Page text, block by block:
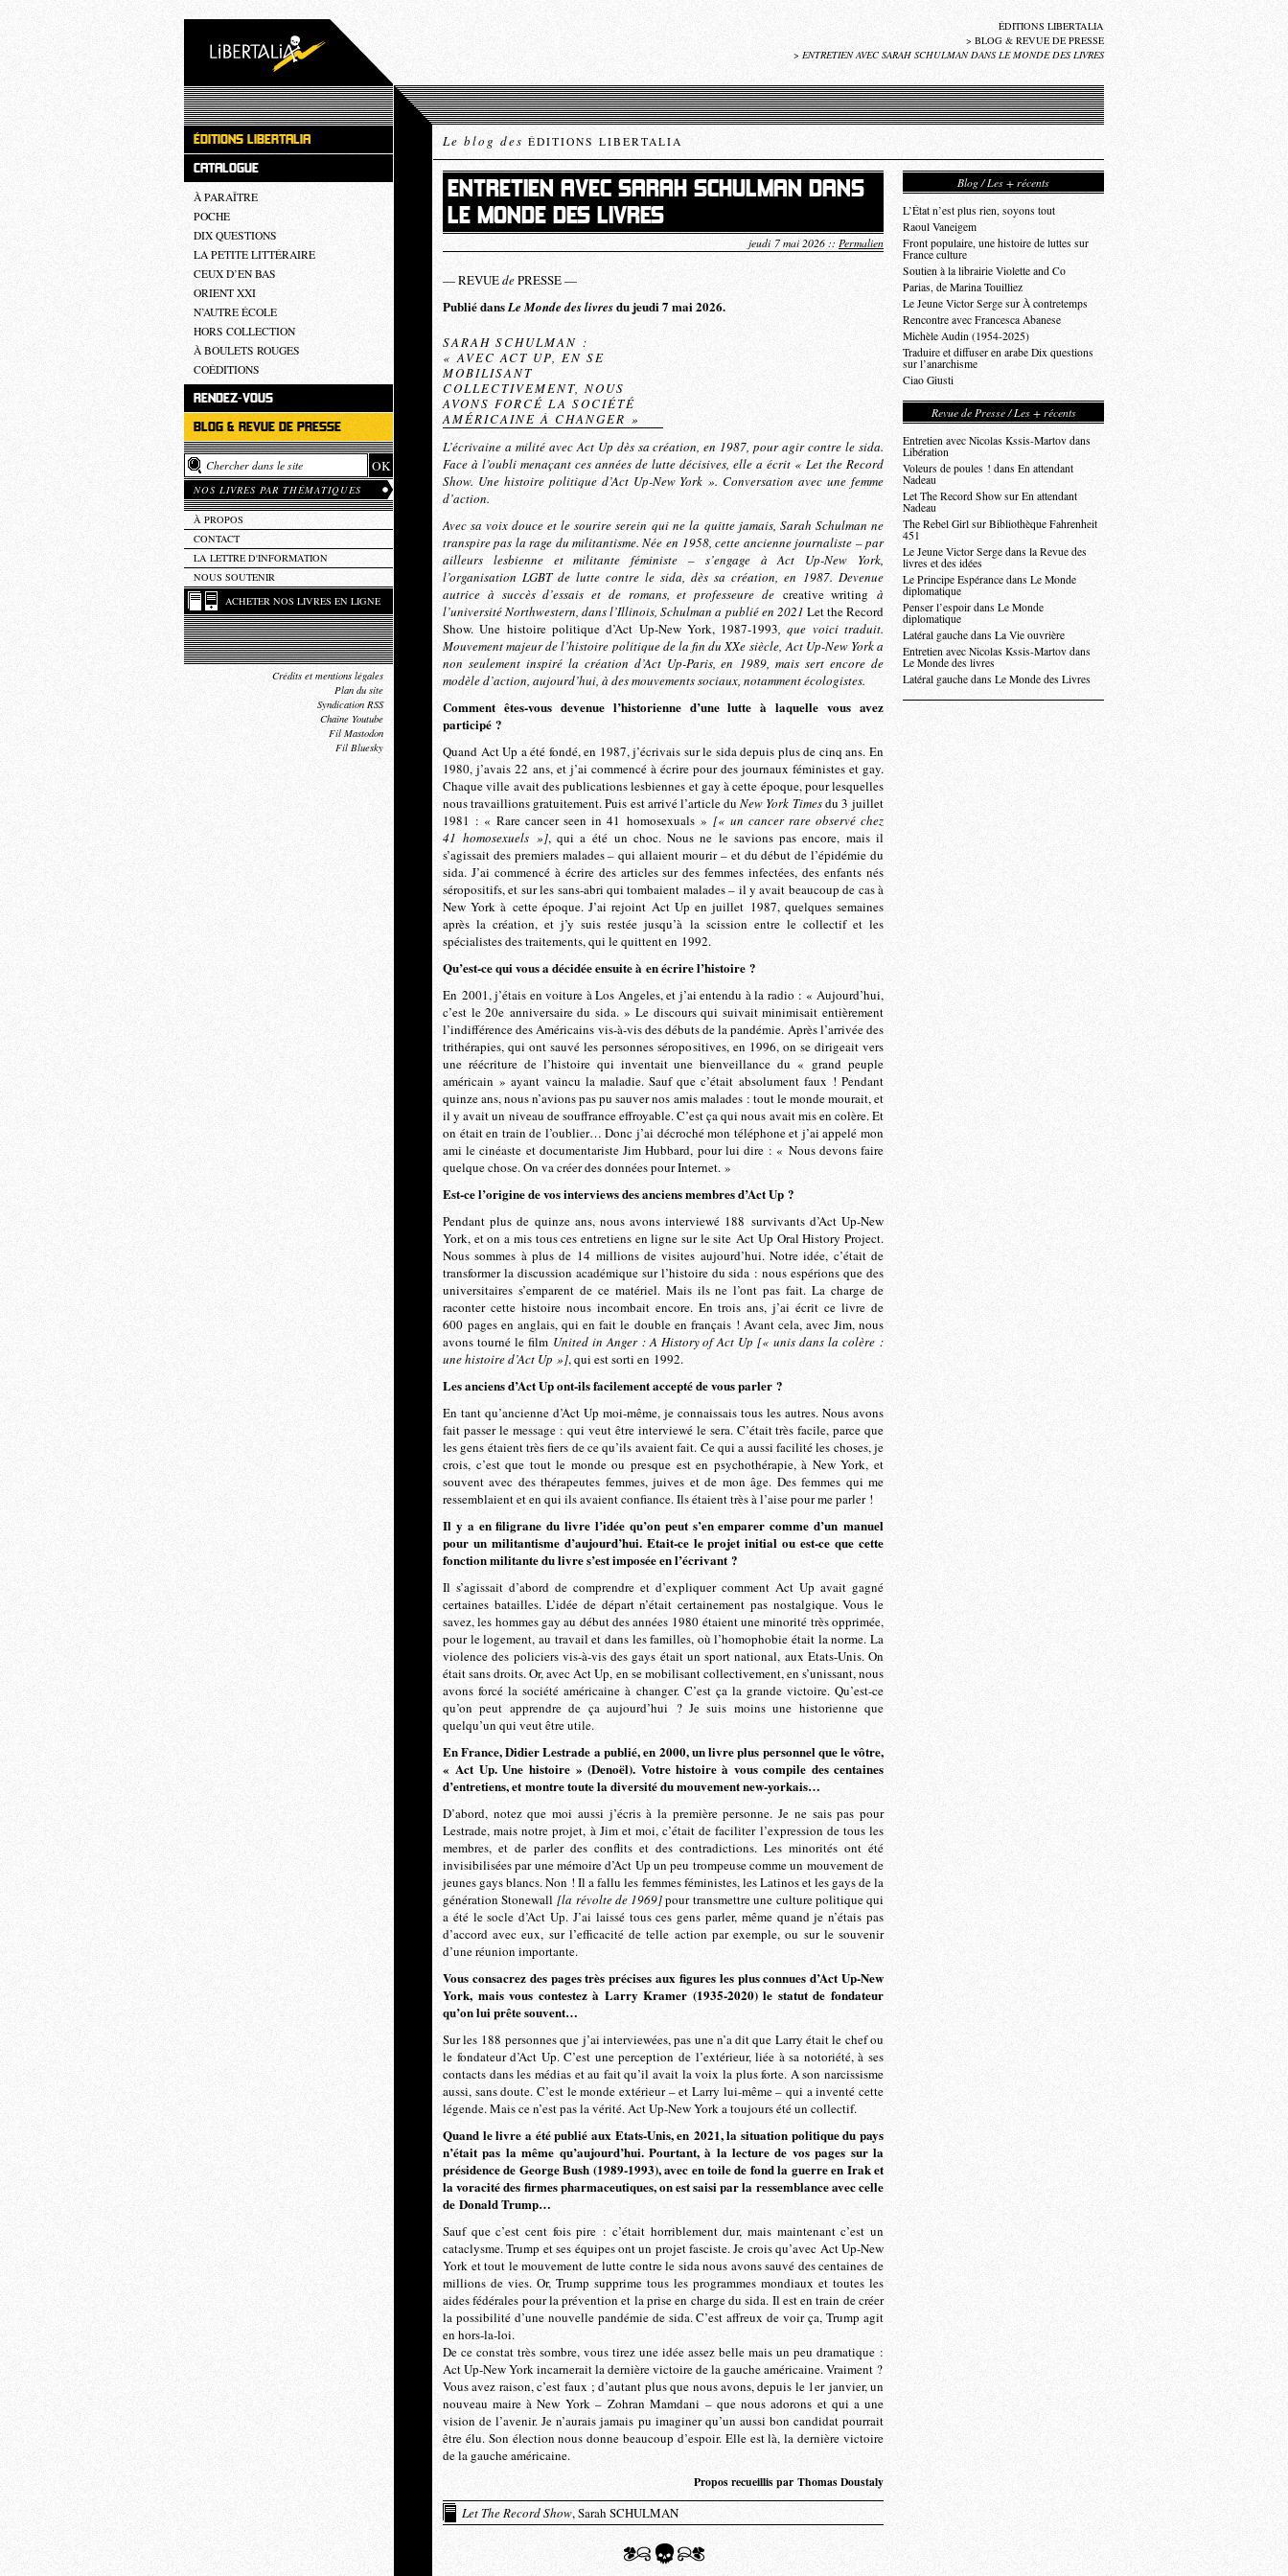
ÉDITIONS LIBERTALIA
> BLOG & REVUE DE PRESSE
> ENTRETIEN AVEC SARAH SCHULMAN DANS LE MONDE DES LIVRES
ÉDITIONS LIBERTALIA
CATALOGUE
À PARAÎTRE
POCHE
DIX QUESTIONS
LA PETITE LITTÉRAIRE
CEUX D’EN BAS
ORIENT XXI
N’AUTRE ÉCOLE
HORS COLLECTION
À BOULETS ROUGES
COÉDITIONS
RENDEZ-VOUS
BLOG & REVUE DE PRESSE
NOS LIVRES PAR THÉMATIQUES
À PROPOS
CONTACT
LA LETTRE D'INFORMATION
NOUS SOUTENIR
ACHETER NOS LIVRES EN LIGNE
Crédits et mentions légales
Plan du site
Syndication RSS
Chaîne Youtube
Fil Mastodon
Fil Bluesky
Le blog des ÉDITIONS LIBERTALIA
ENTRETIEN AVEC SARAH SCHULMAN DANS
LE MONDE DES LIVRES
jeudi 7 mai 2026 :: Permalien
— REVUEdePRESSE —
Publié dansLe Monde des livresdu jeudi 7 mai 2026.
SARAH SCHULMAN :
« AVEC ACT UP, EN SE
MOBILISANT
COLLECTIVEMENT, NOUS
AVONS FORCÉ LA SOCIÉTÉ
AMÉRICAINE À CHANGER »
L’écrivaine a milité avec Act Up dès sa création, en 1987, pour agir contre le sida.
Face à l’oubli menaçant ces années de lutte décisives, elle a écrit « Let the Record
Show. Une histoire politique d’Act Up-New York ». Conversation avec une femme
d’action.
Avec sa voix douce et le sourire serein qui ne la quitte jamais, Sarah Schulman ne
transpire pas la rage du militantisme. Née en 1958, cette ancienne journaliste – par
ailleurs lesbienne et militante féministe – s’engage à Act Up-New York,
l’organisation LGBT de lutte contre le sida, dès sa création, en 1987. Devenue
autrice à succès d’essais et de romans, et professeure de creative writing à
l’université Northwestern, dans l’Illinois, Schulman a publié en 2021 Let the Record
Show. Une histoire politique d’Act Up-New York, 1987-1993, que voici traduit.
Mouvement majeur de l’histoire politique de la fin du XXe siècle, Act Up-New York a
non seulement inspiré la création d’Act Up-Paris, en 1989, mais sert encore de
modèle d’action, aujourd’hui, à des mouvements sociaux, notamment écologistes.
Comment êtes-vous devenue l’historienne d’une lutte à laquelle vous avez
participé ?
Quand Act Up a été fondé, en 1987, j’écrivais sur le sida depuis plus de cinq ans. En
1980, j’avais 22 ans, et j’ai commencé à écrire pour des journaux féministes et gay.
Chaque ville avait des publications lesbiennes et gay à cette époque, pour lesquelles
nous travaillions gratuitement. Puis est arrivé l’article duNew York Timesdu 3 juillet
1981 : « Rare cancer seen in 41 homosexuals » [« un cancer rare observé chez
41 homosexuels »], qui a été un choc. Nous ne le savions pas encore, mais il
s’agissait des premiers malades – qui allaient mourir – et du début de l’épidémie du
sida. J’ai commencé à écrire des articles sur des femmes infectées, des enfants nés
séropositifs, et sur les sans-abri qui tombaient malades – il y avait beaucoup de cas à
New York à cette époque. J’ai rejoint Act Up en juillet 1987, quelques semaines
après la création, et j’y suis restée jusqu’à la scission entre le collectif et les
spécialistes des traitements, qui le quittent en 1992.
Qu’est-ce qui vous a décidée ensuite à en écrire l’histoire ?
En 2001, j’étais en voiture à Los Angeles, et j’ai entendu à la radio : « Aujourd’hui,
c’est le 20e anniversaire du sida. » Le discours qui suivait minimisait entièrement
l’indifférence des Américains vis-à-vis des débuts de la pandémie. Après l’arrivée des
trithérapies, qui ont sauvé les personnes séropositives, en 1996, on se dirigeait vers
une réécriture de l’histoire qui inventait une bienveillance du « grand peuple
américain » ayant vaincu la maladie. Sauf que c’était absolument faux ! Pendant
quinze ans, nous n’avions pas pu sauver nos amis malades : tout le monde mourait, et
il y avait un niveau de souffrance effroyable. C’est ça qui nous avait mis en colère. Et
on était en train de l’oublier… Donc j’ai décroché mon téléphone et j’ai appelé mon
ami le cinéaste et documentariste Jim Hubbard, pour lui dire : « Nous devons faire
quelque chose. On va créer des données pour Internet. »
Est-ce l’origine de vos interviews des anciens membres d’Act Up ?
Pendant plus de quinze ans, nous avons interviewé 188 survivants d’Act Up-New
York, et on a mis tous ces entretiens en ligne sur le site Act Up Oral History Project.
Nous sommes à plus de 14 millions de visites aujourd’hui. Notre idée, c’était de
transformer la discussion académique sur l’histoire du sida : nous espérions que des
universitaires s’emparent de ce matériel. Mais ils ne l’ont pas fait. La charge de
raconter cette histoire nous incombait encore. En trois ans, j’ai écrit ce livre de
600 pages en anglais, qui en fait le double en français ! Avant cela, avec Jim, nous
avons tourné le film United in Anger : A History of Act Up [« unis dans la colère :
une histoire d’Act Up »], qui est sorti en 1992.
Les anciens d’Act Up ont-ils facilement accepté de vous parler ?
En tant qu’ancienne d’Act Up moi-même, je connaissais tous les autres. Nous avons
fait passer le message : qui veut être interviewé le sera. C’était très facile, parce que
les gens étaient très fiers de ce qu’ils avaient fait. Ce qui a aussi facilité les choses, je
crois, c’est que tout le monde ou presque est en psychothérapie, à New York, et
souvent avec des thérapeutes femmes, juives et de mon âge. Des femmes qui me
ressemblaient et en qui ils avaient confiance. Ils étaient très à l’aise pour me parler !
Il y a en filigrane du livre l’idée qu’on peut s’en emparer comme d’un manuel
pour un militantisme d’aujourd’hui. Etait-ce le projet initial ou est-ce que cette
fonction militante du livre s’est imposée en l’écrivant ?
Il s’agissait d’abord de comprendre et d’expliquer comment Act Up avait gagné
certaines batailles. L’idée de départ n’était certainement pas nostalgique. Vous le
savez, les hommes gay au début des années 1980 étaient une minorité très opprimée,
pour le logement, au travail et dans les familles, où l’homophobie était la norme. La
violence des policiers vis-à-vis des gays était un sport national, aux Etats-Unis. On
était sans droits. Or, avec Act Up, en se mobilisant collectivement, en s’unissant, nous
avons forcé la société américaine à changer. C’est ça la grande victoire. Qu’est-ce
qu’on peut apprendre de ça aujourd’hui ? Je suis moins une historienne que
quelqu’un qui veut être utile.
En France, Didier Lestrade a publié, en 2000, un livre plus personnel que le vôtre,
« Act Up. Une histoire » (Denoël). Votre histoire à vous compile des centaines
d’entretiens, et montre toute la diversité du mouvement new-yorkais…
D’abord, notez que moi aussi j’écris à la première personne. Je ne sais pas pour
Lestrade, mais notre projet, à Jim et moi, c’était de faciliter l’expression de tous les
membres, et de parler des conflits et des contradictions. Les minorités ont été
invisibilisées par une mémoire d’Act Up un peu trompeuse comme un mouvement de
jeunes gays blancs. Non ! Il a fallu les femmes féministes, les Latinos et les gays de la
génération Stonewall[la révolte de 1969]pour transmettre une culture politique qui
a été le socle d’Act Up. J’ai laissé tous ces gens parler, même quand je n’étais pas
d’accord avec eux, sur l’efficacité de telle action par exemple, ou sur le souvenir
d’une réunion importante.
Vous consacrez des pages très précises aux figures les plus connues d’Act Up-New
York, mais vous contestez à Larry Kramer (1935-2020) le statut de fondateur
qu’on lui prête souvent…
Sur les 188 personnes que j’ai interviewées, pas une n’a dit que Larry était le chef ou
le fondateur d’Act Up. C’est une perception de l’extérieur, liée à sa notoriété, à ses
contacts dans les médias et au fait qu’il avait la voix la plus forte. A son narcissisme
aussi, sans doute. C’est le monde extérieur – et Larry lui-même – qui a inventé cette
légende. Mais ce n’est pas la vérité. Act Up-New York a toujours été un collectif.
Quand le livre a été publié aux Etats-Unis, en 2021, la situation politique du pays
n’était pas la même qu’aujourd’hui. Pourtant, à la lecture de vos pages sur la
présidence de George Bush (1989-1993), avec en toile de fond la guerre en Irak et
la voracité des firmes pharmaceutiques, on est saisi par la ressemblance avec celle
de Donald Trump…
Sauf que c’est cent fois pire : c’était horriblement dur, mais maintenant c’est un
cataclysme. Trump et ses équipes ont un projet fasciste. Je crois qu’avec Act Up-New
York et tout le mouvement de lutte contre le sida nous avons sauvé des centaines de
millions de vies. Or, Trump supprime tous les programmes mondiaux et toutes les
aides fédérales pour la prévention et la prise en charge du sida. Il est en train de créer
la possibilité d’une nouvelle pandémie de sida. C’est affreux de voir ça, Trump agit
en hors-la-loi.
De ce constat très sombre, vous tirez une idée assez belle mais un peu dramatique :
Act Up-New York incarnerait la dernière victoire de la gauche américaine. Vraiment ?
Vous avez raison, c’est faux ; d’autant plus que nous avons, depuis le 1er janvier, un
nouveau maire à New York – Zohran Mamdani – que nous adorons et qui a une
vision de l’avenir. Je n’aurais jamais pu imaginer qu’un aussi bon candidat pourrait
être élu. Son élection nous donne beaucoup d’espoir. Elle est là, la dernière victoire
de la gauche américaine.
Propos recueillis par Thomas Doustaly
Let The Record Show, Sarah SCHULMAN
Blog / Les + récents
L’État n’est plus rien, soyons tout
Raoul Vaneigem
Front populaire, une histoire de luttes sur
France culture
Soutien à la librairie Violette and Co
Parias, de Marina Touilliez
Le Jeune Victor Serge sur À contretemps
Rencontre avec Francesca Abanese
Michèle Audin (1954-2025)
Traduire et diffuser en arabe Dix questions
sur l’anarchisme
Ciao Giusti
Revue de Presse / Les + récents
Entretien avec Nicolas Kssis-Martov dans
Libération
Voleurs de poules ! dans En attendant
Nadeau
Let The Record Show sur En attendant
Nadeau
The Rebel Girl sur Bibliothèque Fahrenheit
451
Le Jeune Victor Serge dans la Revue des
livres et des idées
Le Principe Espérance dans Le Monde
diplomatique
Penser l’espoir dans Le Monde
diplomatique
Latéral gauche dans La Vie ouvrière
Entretien avec Nicolas Kssis-Martov dans
Le Monde des livres
Latéral gauche dans Le Monde des Livres